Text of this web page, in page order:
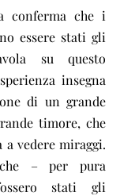
conferma che i
essere stati gli
su questo
insegna
di un grande
timore, che
vedere miraggi.
che – per pura
stati gli